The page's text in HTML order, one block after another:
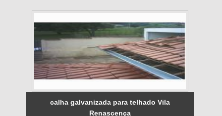
calha galvanizada para telhado Vila
Renascença